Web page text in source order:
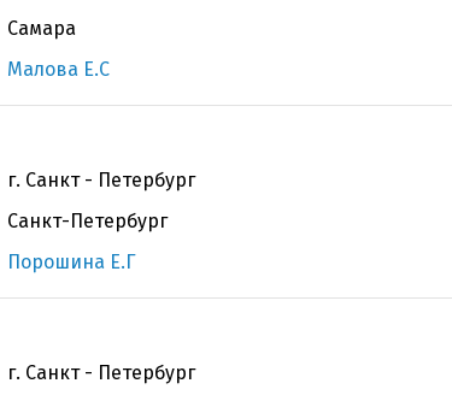
Самара
Малова Е.С
г. Санкт - Петербург
Санкт-Петербург
Порошина Е.Г
г. Санкт - Петербург